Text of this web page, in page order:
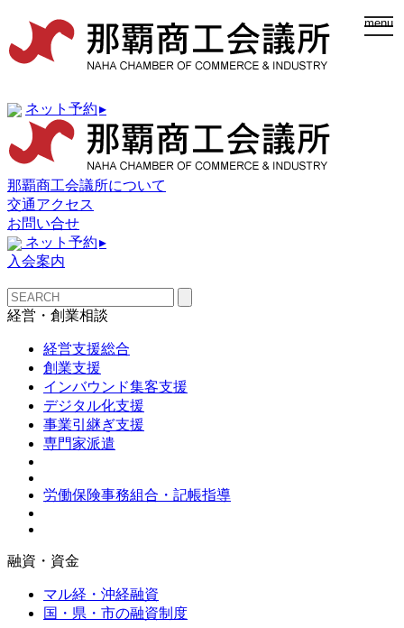
menu
ネット予約▸
那覇商工会議所について
交通アクセス
お問い合せ
ネット予約▸
入会案内
経営・創業相談
経営支援総合
創業支援
インバウンド集客支援
デジタル化支援
事業引継ぎ支援
専門家派遣
労働保険事務組合・記帳指導
融資・資金
マル経・沖経融資
国・県・市の融資制度